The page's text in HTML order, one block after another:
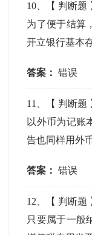
10 、【 判断题
为了便于结算
开立银行基本
答案： 错误
11 、【 判断题
以外币为记账
告也同样用外
答案： 错误
12 、【 判断题
只要属于一般